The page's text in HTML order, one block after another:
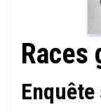
Races